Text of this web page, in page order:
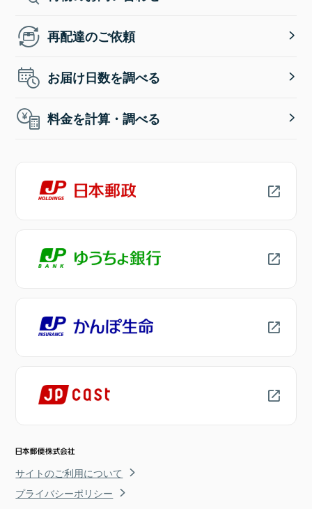
再配達のご依頼
お届け日数を調べる
料金を計算・調べる
サイトのご利用について
プライバシーポリシー